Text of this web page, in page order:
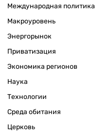
Международная политика
Макроуровень
Энергорынок
Приватизация
Экономика регионов
Наука
Технологии
Среда обитания
Церковь